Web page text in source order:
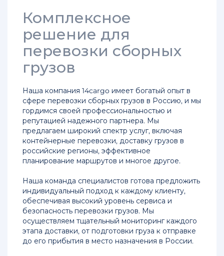
Полезно keyboard_arrow_down
Комплексное
решение для
перевозки сборных
грузов
Наша компания 14cargo имеет богатый опыт в
сфере перевозки сборных грузов в Россию, и мы
гордимся своей профессиональностью и
репутацией надежного партнера. Мы
предлагаем широкий спектр услуг, включая
контейнерные перевозки, доставку грузов в
российские регионы, эффективное
планирование маршрутов и многое другое.
Наша команда специалистов готова предложить
индивидуальный подход к каждому клиенту,
обеспечивая высокий уровень сервиса и
безопасность перевозки грузов. Мы
осуществляем тщательный мониторинг каждого
этапа доставки, от подготовки груза к отправке
до его прибытия в место назначения в России.